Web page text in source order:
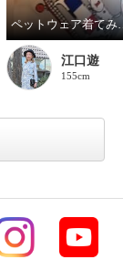
ペット
江口遊
155cm